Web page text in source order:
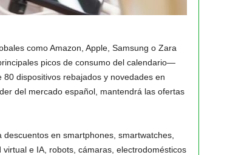
como Amazon, Apple, Samsung o Zara
picos de consumo del calendario—
dispositivos rebajados y novedades en
del mercado español, mantendrá las ofertas
en smartphones, smartwatches,
e IA, robots, cámaras, electrodomésticos